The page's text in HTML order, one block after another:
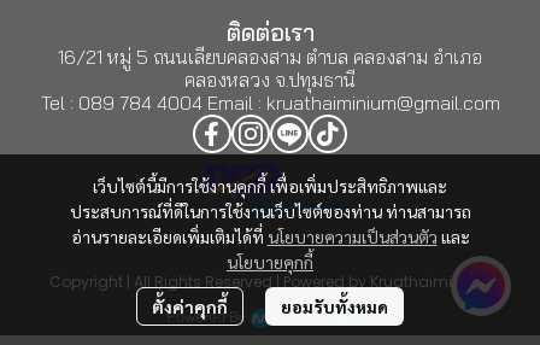
เว็บไซต์นี้มีการใช้งานคุกกี้ เพื่อเพิ่มประสิทธิภาพและ
ประสบการณ์ที่ดีในการใช้งานเว็บไซต์ของท่าน ท่านสามารถ
อ่านรายละเอียดเพิ่มเติมได้ที่ นโยบายความเป็นส่วนตัว และ
นโยบายคุกกี้
ตั้งค่าคุกกี้ ยอมรับทั้งหมด
ติดต่อเรา
16/21 หมู่ 5 ถนนเลียบคลองสาม ตำบล คลองสาม อำเภอ
คลองหลวง จ.ปทุมธานี
Tel : 089 784 4004 Email : kruathaiminium@gmail.com
Copyright | All Rights Reserved | Powered by Kruathaiminium
Powered By MakeWebEasy